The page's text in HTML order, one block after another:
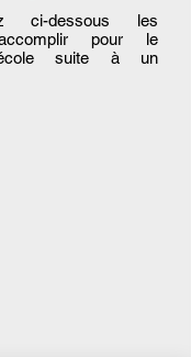
ci-dessous les
pour le
suite à un